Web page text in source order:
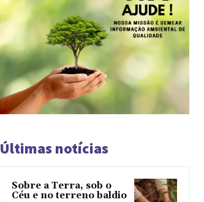
Últimas notícias
Sobre a Terra, sob o
Céu e no terreno baldio